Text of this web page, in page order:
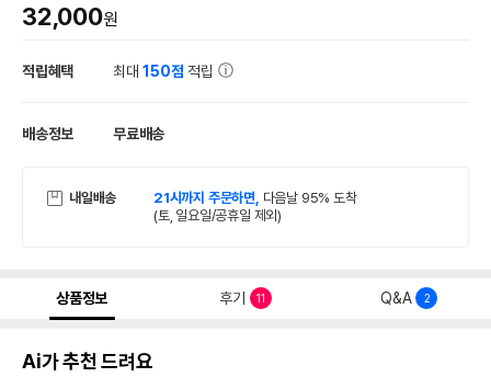
32,000원
적립혜택 최대150점 적립
배송정보 무료배송
내일배송 21시까지 주문하면, 다음날 95% 도착
(토, 일요일/공휴일 제외)
상품정보 후기 11 Q&A 2
Ai가 추천 드려요